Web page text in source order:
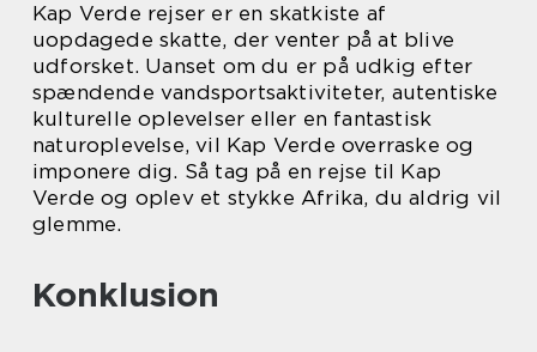
Kap Verde rejser er en skatkiste af
uopdagede skatte, der venter på at blive
udforsket. Uanset om du er på udkig efter
spændende vandsportsaktiviteter, autentiske
kulturelle oplevelser eller en fantastisk
naturoplevelse, vil Kap Verde overraske og
imponere dig. Så tag på en rejse til Kap
Verde og oplev et stykke Afrika, du aldrig vil
glemme.
Konklusion